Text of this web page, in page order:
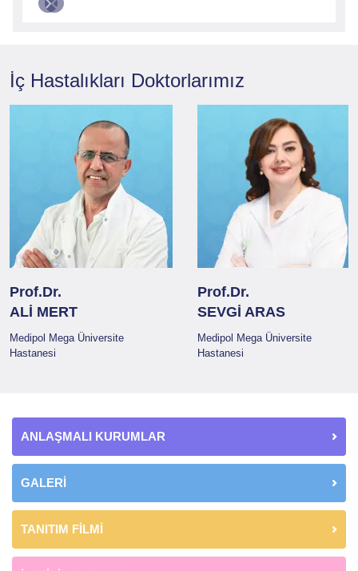
İç Hastalıkları Doktorlarımız
Prof.Dr.
ALİ MERT
Medipol Mega Üniversite
Hastanesi
Prof.Dr.
SEVGİ ARAS
Medipol Mega Üniversite
Hastanesi
ANLAŞMALI KURUMLAR
GALERİ
TANITIM FİLMİ